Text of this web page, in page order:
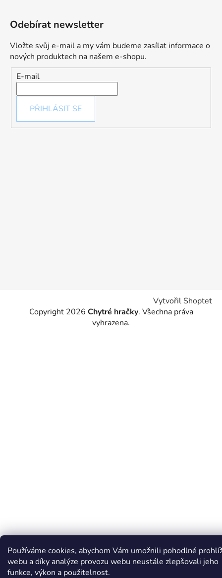
Používáme cookies, abychom Vám umožnili pohodlné
webu a díky analýze provozu webu neustále zlepšovali jeho
funkce, výkon a použitelnost.
Odebírat newsletter
Vložte svůj e-mail a my vám budeme zasílat informace o
nových produktech na našem e-shopu.
E-mail
PŘIHLÁSIT SE
Vytvořil Shoptet
Copyright 2026 Chytré hračky. Všechna práva
vyhrazena.